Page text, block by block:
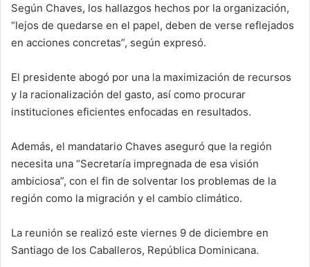
Según Chaves, los hallazgos hechos por la organización,
“lejos de quedarse en el papel, deben de verse reflejados
en acciones concretas”, según expresó.
El presidente abogó por una la maximización de recursos
y la racionalización del gasto, así como procurar
instituciones eficientes enfocadas en resultados.
Además, el mandatario Chaves aseguró que la región
necesita una “Secretaría impregnada de esa visión
ambiciosa”, con el fin de solventar los problemas de la
región como la migración y el cambio climático.
La reunión se realizó este viernes 9 de diciembre en
Santiago de los Caballeros, República Dominicana.